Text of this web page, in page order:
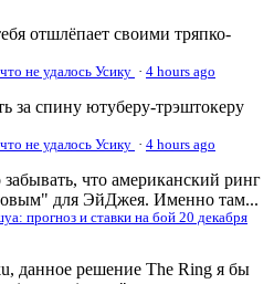
отшлёпает своими тряпко-
не удалось Усику · 4 hours ago
за спину ютуберу-трэштокеру
не удалось Усику · 4 hours ago
что американский ринг
для ЭйДжея. Именно там...
прогноз и ставки на бой 20 декабря
данное решение The Ring я бы